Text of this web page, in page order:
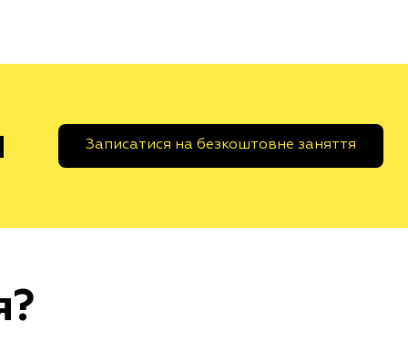
Записатися на безкоштовне заняття